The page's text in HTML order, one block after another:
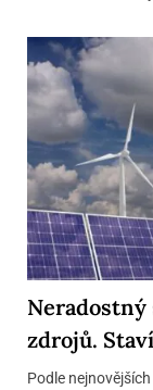
zdrojů.
Podle